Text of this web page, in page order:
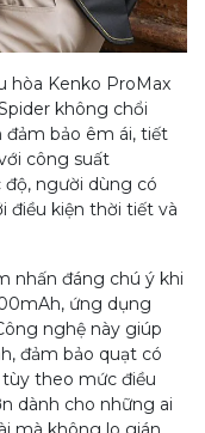
hòa Kenko ProMax
không chổi
bảo êm ái, tiết
công suất
độ, người dùng có
điều kiện thời tiết và
nhấn đáng chú ý khi
ứng dụng
nghệ này giúp
đảm bảo quạt có
theo mức điều
dành cho những ai